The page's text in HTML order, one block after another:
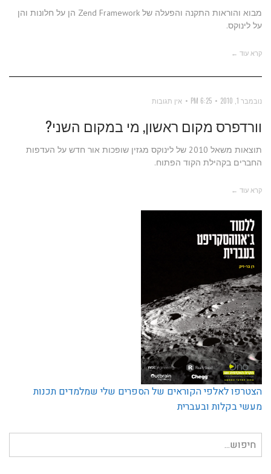
מבוא והוראות התקנה והפעלה של Zend Framework הן על חלונות והן
על לינוקס.
קרא עוד ←
נובמבר 1, 2010 6:25 PM אין תגובות
וורדפרס מקום ראשון, מי במקום השני?
תוצאות משאל 2010 של לינוקס מגזין שופכות אור חדש על העדפות
החברים בקהילת הקוד הפתוח.
קרא עוד ←
הצטרפו לאלפי הקוראים של הספרים שלי שמלמדים תכנות
מעשי בקלות ובעברית
חיפוש
עבור: